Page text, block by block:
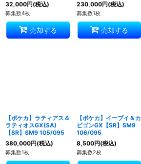
32,000円(税込)
募集数4枚
売却する
230,000円(税込)
募集数1枚
売却する
【ポケカ】ラティアス＆
ラティオスGX(SA)
【SR】SM9 105/095
380,000円(税込)
募集数1枚
【ポケカ】イーブイ＆カ
ビゴンGX【SR】SM9
106/095
8,500円(税込)
募集数2枚